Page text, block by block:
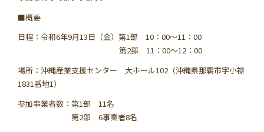
情報掲載について
プライバシーポリシー
■概要
日程：令和6年9月13日（金）第1部 10：00～11：00
第2部 11：00～12：00
場所：沖縄産業支援センター 大ホール102（沖縄県那覇市字小禄
1831番地1）
参加事業者数：第1部 11名
第2部 6事業者8名